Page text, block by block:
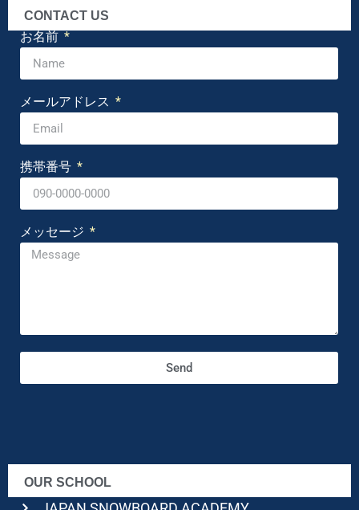
CONTACT US
お名前
メールアドレス
携帯番号
メッセージ
Send
OUR SCHOOL